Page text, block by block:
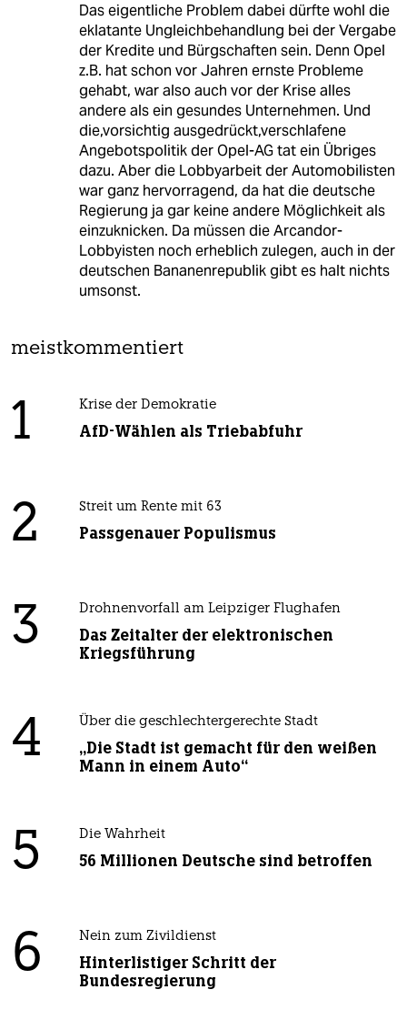
Das eigentliche Problem dabei dürfte wohl die
eklatante Ungleichbehandlung bei der Vergabe
der Kredite und Bürgschaften sein. Denn Opel
z.B. hat schon vor Jahren ernste Probleme
gehabt, war also auch vor der Krise alles
andere als ein gesundes Unternehmen. Und
die,vorsichtig ausgedrückt,verschlafene
Angebotspolitik der Opel-AG tat ein Übriges
dazu. Aber die Lobbyarbeit der Automobilisten
war ganz hervorragend, da hat die deutsche
Regierung ja gar keine andere Möglichkeit als
einzuknicken. Da müssen die Arcandor-
Lobbyisten noch erheblich zulegen, auch in der
deutschen Bananenrepublik gibt es halt nichts
umsonst.
meistkommentiert
1 Krise der Demokratie
AfD-Wählen als Triebabfuhr
2 Streit um Rente mit 63
Passgenauer Populismus
3 Drohnenvorfall am Leipziger Flughafen
Das Zeitalter der elektronischen
Kriegsführung
4 Über die geschlechtergerechte Stadt
„Die Stadt ist gemacht für den weißen
Mann in einem Auto“
5 Die Wahrheit
56 Millionen Deutsche sind betroffen
6 Nein zum Zivildienst
Hinterlistiger Schritt der
Bundesregierung